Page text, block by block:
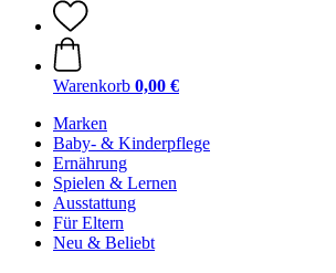
Warenkorb 0,00 €
Marken
Baby- & Kinderpflege
Ernährung
Spielen & Lernen
Ausstattung
Für Eltern
Neu & Beliebt